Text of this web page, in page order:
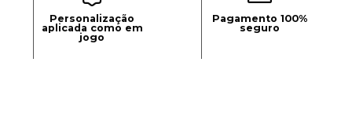
Personalização
aplicada como em
jogo
Pagamento 100%
seguro